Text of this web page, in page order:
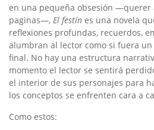
en una pequeña obsesión —querer
paginas—, El festín es una novela
reflexiones profundas, recuerdos,
alumbran al lector como si fuera
final. No hay una estructura
momento el lector se sentirá
el interior de sus personajes para
los conceptos se enfrenten cara a
Como estos: